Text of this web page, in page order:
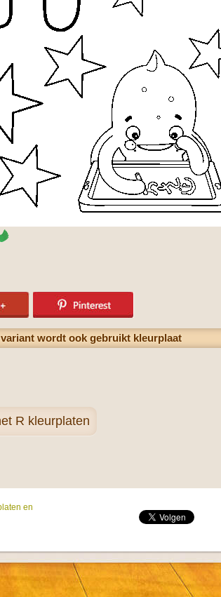
wordt ook gebruikt kleurplaat
R kleurplaten
en